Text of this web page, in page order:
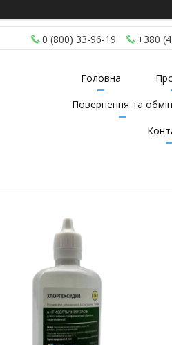
0 (800) 33-96-19 +380
Головна
Повернення та обмін